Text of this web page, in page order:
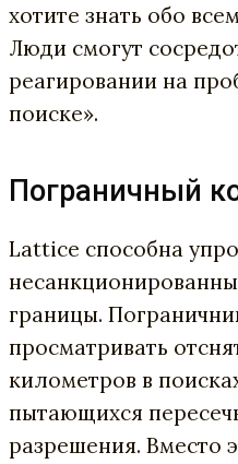
хотите знать обо
Люди смогут
реагировании на
поиске».
Пограничный
Lattice способна
границы.
просматривать
километров в
пытающихся
разрешения. Вместо